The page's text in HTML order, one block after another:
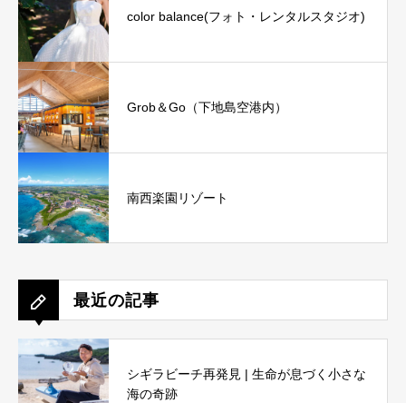
color balance(フォト・レンタルスタジオ)
Grob＆Go（下地島空港内）
南西楽園リゾート
最近の記事
シギラビーチ再発見 | 生命が息づく小さな
海の奇跡